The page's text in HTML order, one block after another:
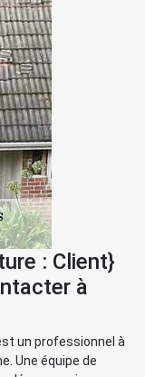
: Client}
à
un professionnel à
Une équipe de